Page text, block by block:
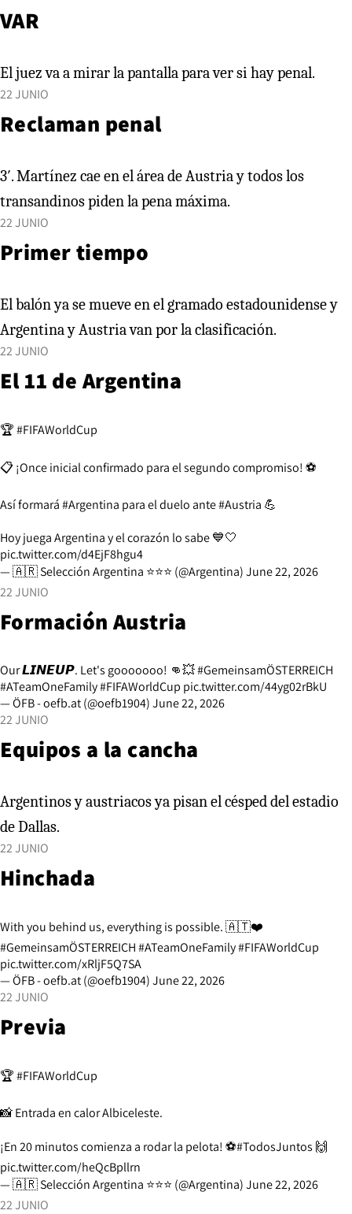
VAR
El juez va a mirar la pantalla para ver si hay penal.
22 JUNIO
Reclaman penal
3′. Martínez cae en el área de Austria y todos los
transandinos piden la pena máxima.
22 JUNIO
Primer tiempo
El balón ya se mueve en el gramado estadounidense y
Argentina y Austria van por la clasificación.
22 JUNIO
El 11 de Argentina
🏆#FIFAWorldCup
📋 ¡Once inicial confirmado para el segundo compromiso! ⚽
Así formará#Argentina para el duelo ante#Austria 💪
Hoy juega Argentina y el corazón lo sabe 💙🤍
pic.twitter.com/d4EjF8hgu4
— 🇦🇷 Selección Argentina ⭐⭐⭐ (@Argentina)June 22, 2026
22 JUNIO
Formación Austria
Our 𝙇𝙄𝙉𝙀𝙐𝙋. Let's gooooooo! 👊💥#GemeinsamÖSTERREICH
#ATeamOneFamily#FIFAWorldCup pic.twitter.com/44yg02rBkU
— ÖFB - oefb.at (@oefb1904)June 22, 2026
22 JUNIO
Equipos a la cancha
Argentinos y austriacos ya pisan el césped del estadio
de Dallas.
22 JUNIO
Hinchada
With you behind us, everything is possible. 🇦🇹❤️
#GemeinsamÖSTERREICH#ATeamOneFamily#FIFAWorldCup
pic.twitter.com/xRljF5Q7SA
— ÖFB - oefb.at (@oefb1904)June 22, 2026
22 JUNIO
Previa
🏆#FIFAWorldCup
📸 Entrada en calor Albiceleste.
¡En 20 minutos comienza a rodar la pelota! ⚽#TodosJuntos 🙌
pic.twitter.com/heQcBpllrn
— 🇦🇷 Selección Argentina ⭐⭐⭐ (@Argentina)June 22, 2026
22 JUNIO